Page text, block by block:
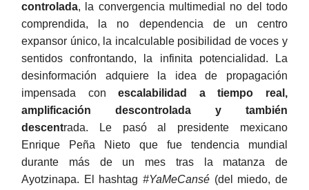
controlada, la convergencia multimedial no del todo
comprendida, la no dependencia de un centro
expansor único, la incalculable posibilidad de voces y
sentidos confrontando, la infinita potencialidad. La
desinformación adquiere la idea de propagación
impensada conescalabilidad a tiempo real,
amplificación descontrolada y también
descentrada. Le pasó al presidente mexicano
Enrique Peña Nieto que fue tendencia mundial
durante más de un mes tras la matanza de
Ayotzinapa. El hashtag #YaMeCansé (del miedo, de